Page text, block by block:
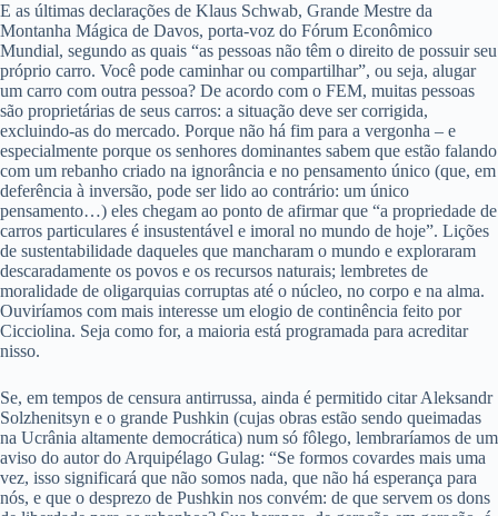
E as últimas declarações de Klaus Schwab, Grande Mestre da
Montanha Mágica de Davos, porta-voz do Fórum Econômico
Mundial, segundo as quais “as pessoas não têm o direito de possuir seu
próprio carro. Você pode caminhar ou compartilhar”, ou seja, alugar
um carro com outra pessoa? De acordo com o FEM, muitas pessoas
são proprietárias de seus carros: a situação deve ser corrigida,
excluindo-as do mercado. Porque não há fim para a vergonha – e
especialmente porque os senhores dominantes sabem que estão falando
com um rebanho criado na ignorância e no pensamento único (que, em
deferência à inversão, pode ser lido ao contrário: um único
pensamento…) eles chegam ao ponto de afirmar que “a propriedade de
carros particulares é insustentável e imoral no mundo de hoje”. Lições
de sustentabilidade daqueles que mancharam o mundo e exploraram
descaradamente os povos e os recursos naturais; lembretes de
moralidade de oligarquias corruptas até o núcleo, no corpo e na alma.
Ouviríamos com mais interesse um elogio de continência feito por
Cicciolina. Seja como for, a maioria está programada para acreditar
nisso.
Se, em tempos de censura antirrussa, ainda é permitido citar Aleksandr
Solzhenitsyn e o grande Pushkin (cujas obras estão sendo queimadas
na Ucrânia altamente democrática) num só fôlego, lembraríamos de um
aviso do autor do Arquipélago Gulag: “Se formos covardes mais uma
vez, isso significará que não somos nada, que não há esperança para
nós, e que o desprezo de Pushkin nos convém: de que servem os dons